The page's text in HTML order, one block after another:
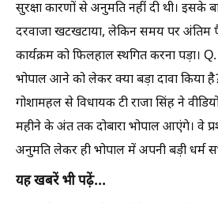
सुरक्षा कारणों से अनुमति नहीं दी थी। इसके
दरवाजा खटखटाया, लेकिन समय पर
कार्यक्रम को फिलहाल स्थगित करना पड़ा।
भोपाल आने को लेकर क्या बड़ा दावा किया
गोशामहल से विधायक टी राजा सिंह ने
महीने के अंत तक दोबारा भोपाल आएंगे। वे
अनुमति लेकर ही भोपाल में अपनी बड़ी धर्म
यह खबरें भी पढ़ें...